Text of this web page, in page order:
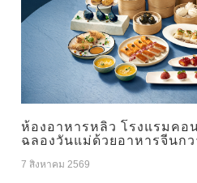
ห้องอาหารหลิว โรงแรมคอ
ฉลองวันแม่ด้วยอาหารจีนก
7 สิงหาคม 2569